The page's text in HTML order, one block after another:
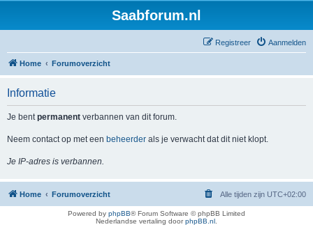
Saabforum.nl
Aanmelden
Registreer
Home Forumoverzicht
Informatie
Je bentpermanent verbannen van dit forum.
Neem contact op met een beheerder als je verwacht dat dit niet klopt.
Je IP-adres is verbannen.
Home Forumoverzicht Alle tijden zijn UTC+02:00
Powered by phpBB® Forum Software © phpBB Limited
Nederlandse vertaling doorphpBB.nl